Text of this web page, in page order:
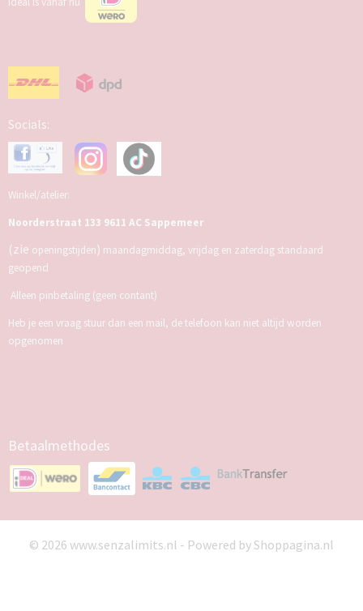
Socials:
Winkel/atelier:
Noorderstraat 133 9611 AC Sappemeer
(zie openingstijden) maandagmiddag, vrijdag en zaterdag standaard
geopend
Alleen pinbetaling (geen contant)
Heb je een vraag stuur dan een mail, de telefoon kan niet altijd worden
opgenomen
Betaalmethodes
© 2026 www.senzalimits.nl - Powered by Shoppagina.nl